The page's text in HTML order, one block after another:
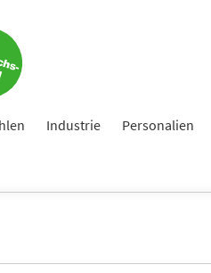
Industrie Personalien